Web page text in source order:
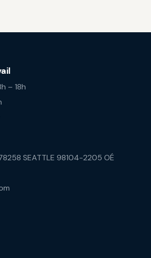
– 18h
SEATTLE 98104-2205 OÉ